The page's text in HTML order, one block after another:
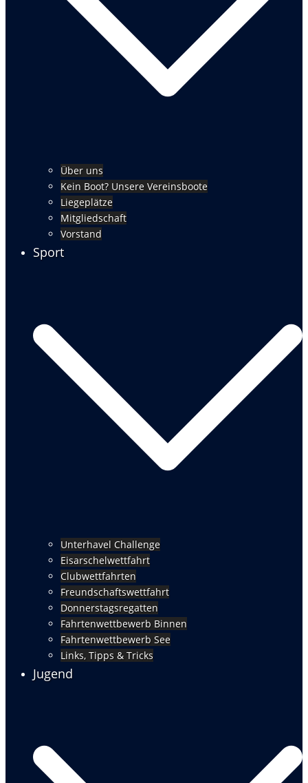
Über uns
Kein Boot? Unsere Vereinsboote
Liegeplätze
Mitgliedschaft
Vorstand
Sport
Unterhavel Challenge
Eisarschelwettfahrt
Clubwettfahrten
Freundschaftswettfahrt
Donnerstagsregatten
Fahrtenwettbewerb Binnen
Fahrtenwettbewerb See
Links, Tipps & Tricks
Jugend